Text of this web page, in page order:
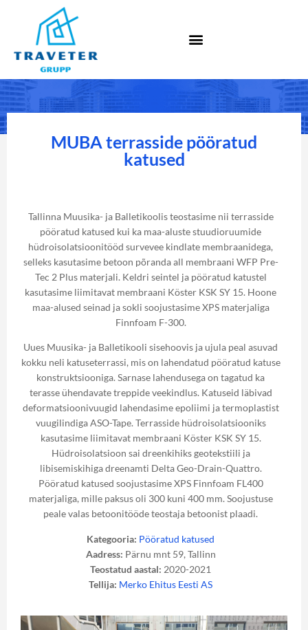
MUBA terrasside pööratud
katused
Tallinna Muusika- ja Balletikoolis teostasime nii terrasside
pööratud katused kui ka maa-aluste stuudioruumide
hüdroisolatsioonitööd survevee kindlate membraanidega,
selleks kasutasime betoon põranda all membraani WFP Pre-
Tec 2 Plus materjali. Keldri seintel ja pööratud katustel
kasutasime liimitavat membraani Köster KSK SY 15. Hoone
maa-alused seinad ja sokli soojustasime XPS materjaliga
Finnfoam F-300.
Uues Muusika- ja Balletikooli sisehoovis ja ujula peal asuvad
kokku neli katuseterrassi, mis on lahendatud pööratud katuse
konstruktsiooniga. Sarnase lahendusega on tagatud ka
terasse ühendavate treppide veekindlus. Katuseid läbivad
deformatsioonivuugid lahendasime epoliimi ja termoplastist
vuugilindiga ASO-Tape. Terrasside hüdroisolatsiooniks
kasutasime liimitavat membraani Köster KSK SY 15.
Hüdroisolatsioon sai dreenkihiks geotekstiili ja
libisemiskihiga dreenamti Delta Geo-Drain-Quattro.
Pööratud katused soojustasime XPS Finnfoam FL400
materjaliga, mille paksus oli 300 kuni 400 mm. Soojustuse
peale valas betoonitööde teostaja betoonist plaadi.
Kategooria: Pööratud katused
Aadress: Pärnu mnt 59, Tallinn
Teostatud aastal: 2020-2021
Tellija: Merko Ehitus Eesti AS